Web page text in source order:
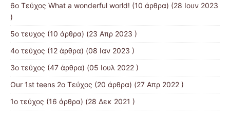
6ο Τεύχος What a wonderful world! (10 άρθρα) (28 Ιουν 2023
)
5ο τευχος (10 άρθρα) (23 Απρ 2023 )
4ο τεύχος (12 άρθρα) (08 Ιαν 2023 )
3o τεύχος (47 άρθρα) (05 Ιουλ 2022 )
Our 1st teens 2ο Τεύχος (20 άρθρα) (27 Απρ 2022 )
1ο τεύχος (16 άρθρα) (28 Δεκ 2021 )